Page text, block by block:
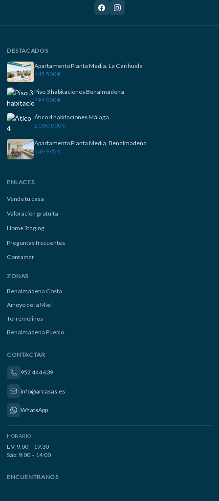
DESTACADOS
Apartamento Planta Media, La Carihuela
445.500 €
Piso 3 habitaciones Benalmádena
494.000 €
Ático 4 habitaciones Málaga
2.000.000 €
Apartamento Planta Media, Benalmadena
549.995 €
ENLACES
Vende tu casa
Valoración gratuita
Home Staging
Preguntas frecuentes
Contactar
ZONAS
Benalmádena Costa
Arroyo de la Miel
Torremolinos
Benalmádena Pueblo
CONTACTAR
952 444 639
info@arcasas.es
WhatsApp
HORARIO
L-V: 9:00 – 19:30
Sáb: 9:00 – 14:00
ENCUENTRANOS